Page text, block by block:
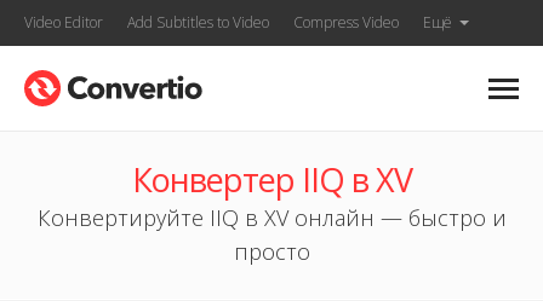
Video Editor Add Subtitles to Video Compress Video Ещё
Конвертер IIQ в XV
Конвертируйте IIQ в XV онлайн — быстро и
просто